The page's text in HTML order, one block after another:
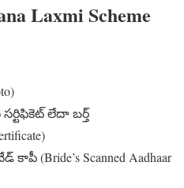
Laxmi Scheme
లేదా బర్త్
(Bride’s Scanned Aadhaar